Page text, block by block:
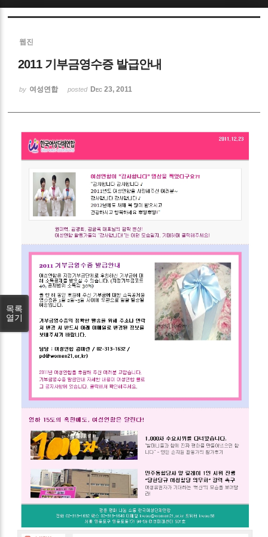
웹진
2011 기부금영수증 발급안내
by 여성연합 posted Dec 23, 2011
목록
열기
Sketchbook5, 스케치북5
Sketchbook5, 스케치북5